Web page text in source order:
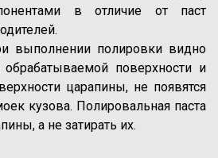
в отличие от паст
выполнении полировки видно
обрабатываемой поверхности и
царапины, не появятся
кузова. Полировальная паста
а не затирать их.